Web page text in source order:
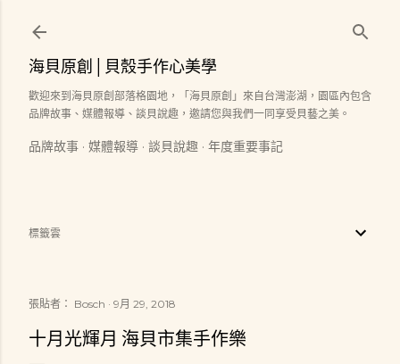
海貝原創│貝殼手作心美學
歡迎來到海貝原創部落格園地，「海貝原創」來自台灣澎湖，園區內包含
品牌故事、媒體報導、談貝說趣，邀請您與我們一同享受貝藝之美。
品牌故事 媒體報導 談貝說趣 年度重要事記
標籤雲
張貼者： Bosch 9月 29, 2018
十月光輝月 海貝市集手作樂